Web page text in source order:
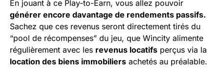
En jouant à ce Play-to-Earn, vous allez pouvoir
générer encore davantage de rendements passifs.
Sachez que ces revenus seront directement tirés du
“pool de récompenses” du jeu, que Wincity alimente
régulièrement avec les revenus locatifs perçus via la
location des biens immobiliers achetés au préalable.